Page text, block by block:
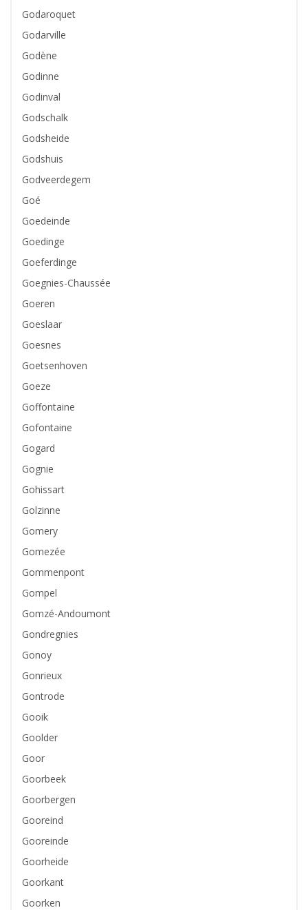
Godaroquet
Godarville
Godène
Godinne
Godinval
Godschalk
Godsheide
Godshuis
Godveerdegem
Goé
Goedeinde
Goedinge
Goeferdinge
Goegnies-Chaussée
Goeren
Goeslaar
Goesnes
Goetsenhoven
Goeze
Goffontaine
Gofontaine
Gogard
Gognie
Gohissart
Golzinne
Gomery
Gomezée
Gommenpont
Gompel
Gomzé-Andoumont
Gondregnies
Gonoy
Gonrieux
Gontrode
Gooik
Goolder
Goor
Goorbeek
Goorbergen
Gooreind
Gooreinde
Goorheide
Goorkant
Goorken